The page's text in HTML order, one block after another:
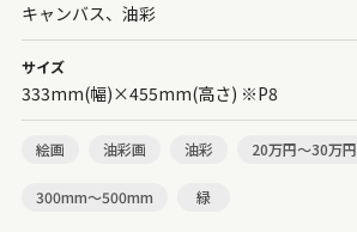
キャンバス、油彩
サイズ
333mm(幅)×455mm(高さ) ※P8
絵画 油彩画 油彩 20万円～30万円
300mm～500mm 緑